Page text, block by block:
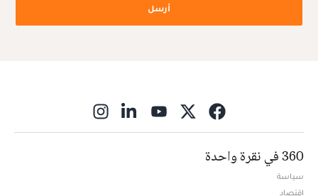
أرسل
360 في نقرة واحدة
سياسة
اقتصاد